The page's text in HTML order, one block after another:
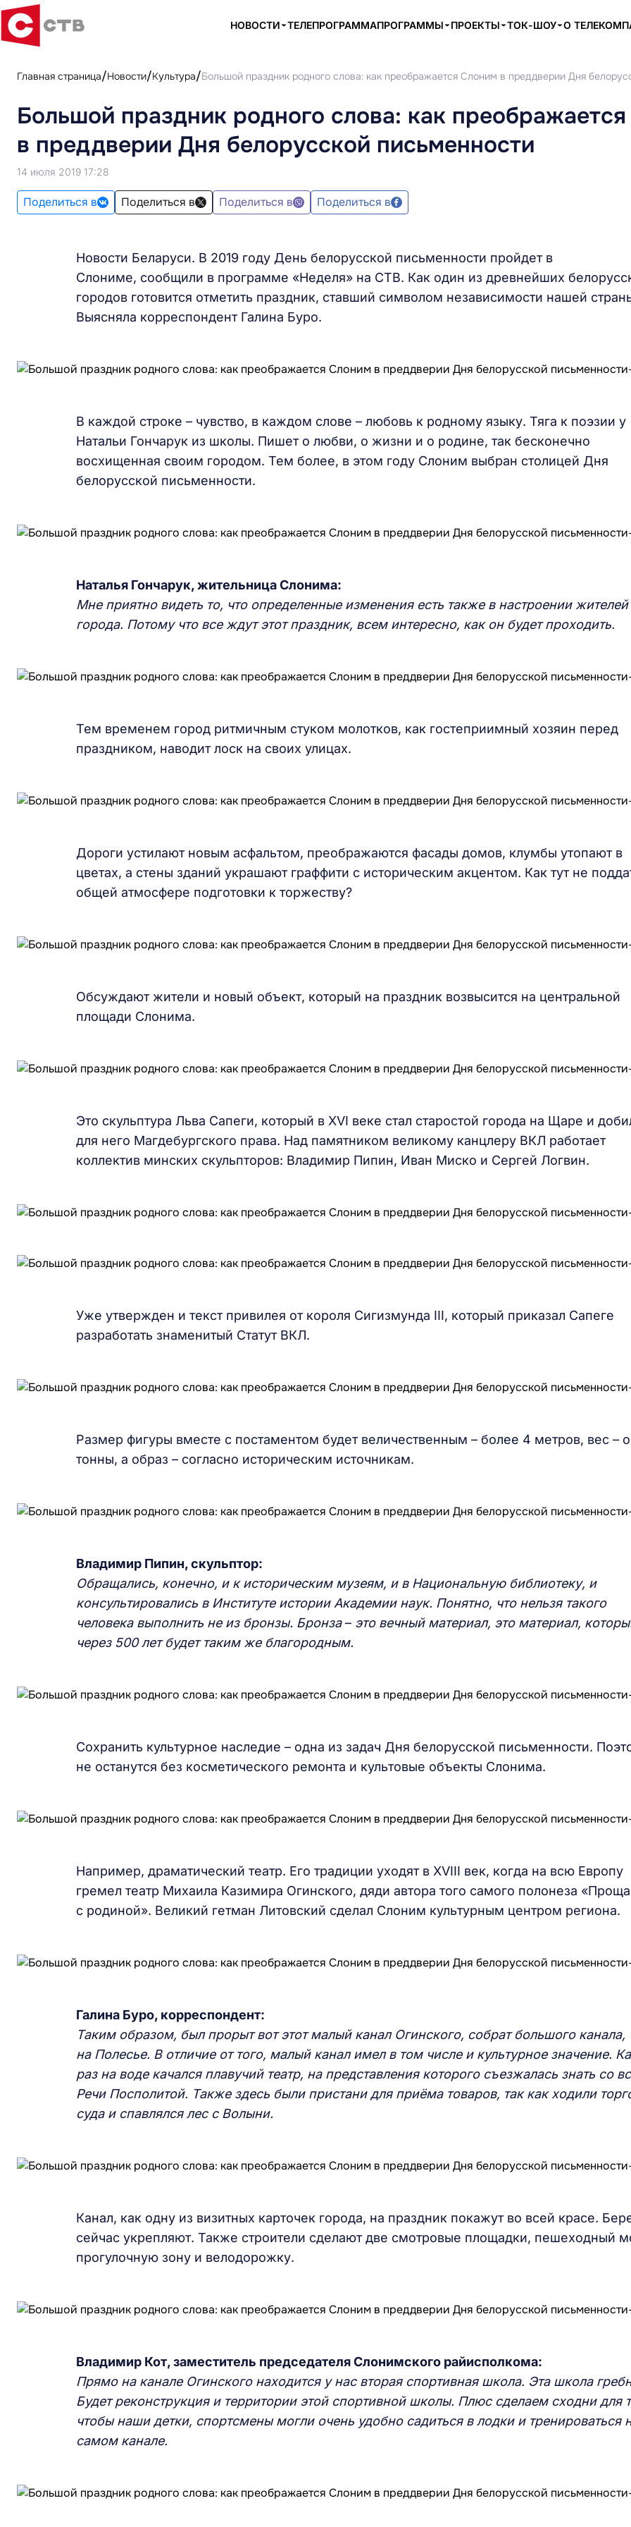
НОВОСТИ ТЕЛЕПРОГРАММАПРОГРАММЫ ПРОЕКТЫ ТОК-ШОУ О
Главная страница Новости Культура Большой праздник родного слова: как преображается Слоним в преддверии Дня
Большой праздник родного слова: как
в преддверии Дня белорусской письменности
14 июля 2019 17:28
Поделиться в Поделиться в Поделиться в Поделиться в
Новости Беларуси. В 2019 году День белорусской письменности пройдет в
Слониме, сообщили в программе «Неделя» на СТВ. Как один из древнейших
городов готовится отметить праздник, ставший символом независимости нашей
Выясняла корреспондент Галина Буро.
В каждой строке – чувство, в каждом слове – любовь к родному языку. Тяга к поэзии у
Натальи Гончарук из школы. Пишет о любви, о жизни и о родине, так бесконечно
восхищенная своим городом. Тем более, в этом году Слоним выбран столицей Дня
белорусской письменности.
Наталья Гончарук, жительница Слонима:
Мне приятно видеть то, что определенные изменения есть также в настроении жителей
города. Потому что все ждут этот праздник, всем интересно, как он будет проходить.
Тем временем город ритмичным стуком молотков, как гостеприимный хозяин перед
праздником, наводит лоск на своих улицах.
Дороги устилают новым асфальтом, преображаются фасады домов, клумбы утопают в
цветах, а стены зданий украшают граффити с историческим акцентом. Как тут не
общей атмосфере подготовки к торжеству?
Обсуждают жители и новый объект, который на праздник возвысится на центральной
площади Слонима.
Это скульптура Льва Сапеги, который в XVI веке стал старостой города на Щаре и
для него Магдебургского права. Над памятником великому канцлеру ВКЛ работает
коллектив минских скульпторов: Владимир Пипин, Иван Миско и Сергей Логвин.
Уже утвержден и текст привилея от короля Сигизмунда III, который приказал Сапеге
разработать знаменитый Статут ВКЛ.
Размер фигуры вместе с постаментом будет величественным – более 4 метров, вес –
тонны, а образ – согласно историческим источникам.
Владимир Пипин, скульптор:
Обращались, конечно, и к историческим музеям, и в Национальную библиотеку, и
консультировались в Институте истории Академии наук. Понятно, что нельзя такого
человека выполнить не из бронзы. Бронза– это вечный материал, это материал,
через 500 лет будет таким же благородным.
Сохранить культурное наследие – одна из задач Дня белорусской письменности.
не останутся без косметического ремонта и культовые объекты Слонима.
Например, драматический театр. Его традиции уходят в XVIII век, когда на всю Европу
гремел театр Михаила Казимира Огинского, дяди автора того самого полонеза
с родиной». Великий гетман Литовский сделал Слоним культурным центром региона.
Галина Буро, корреспондент:
Таким образом, был прорыт вот этот малый канал Огинского, собрат большого канала,
на Полесье. В отличие от того, малый канал имел в том числе и культурное значение.
раз на воде качался плавучий театр, на представления которого съезжалась знать со
Речи Посполитой. Также здесь были пристани для приёма товаров, так как ходили
суда и спавлялся лес с Волыни.
Канал, как одну из визитных карточек города, на праздник покажут во всей красе.
сейчас укрепляют. Также строители сделают две смотровые площадки, пешеходный
прогулочную зону и велодорожку.
Владимир Кот, заместитель председателя Слонимского райисполкома:
Прямо на канале Огинского находится у нас вторая спортивная школа. Эта школа
Будет реконструкция и территории этой спортивной школы. Плюс сделаем сходни для
чтобы наши детки, спортсмены могли очень удобно садиться в лодки и тренироваться
самом канале.